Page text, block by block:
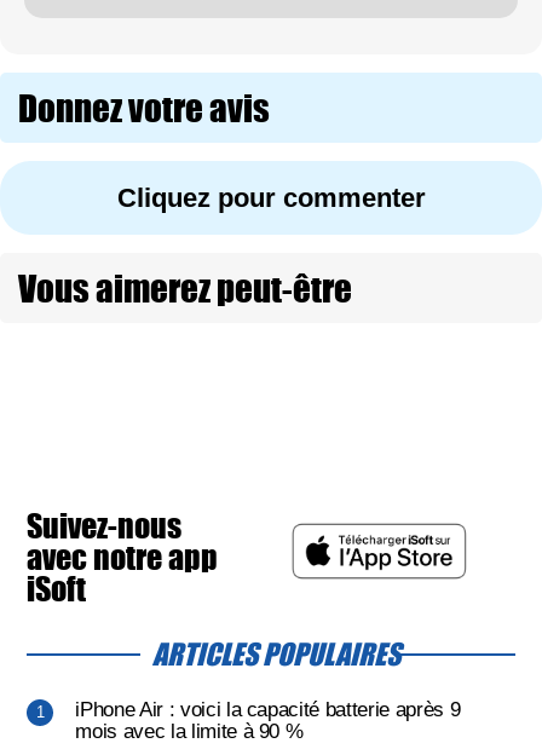
Donnez votre avis
Cliquez pour commenter
Vous aimerez peut-être
Suivez-nous
avec notre app
iSoft
ARTICLES POPULAIRES
iPhone Air : voici la capacité batterie après 9
mois avec la limite à 90 %